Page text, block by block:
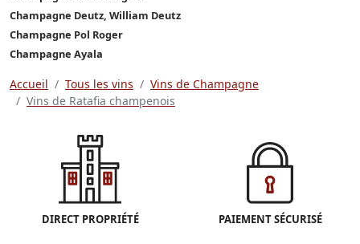
Champagne Deutz, William Deutz
Champagne Pol Roger
Champagne Ayala
Accueil Tous les vins
Vins de Champagne
Vins de Ratafia champenois
DIRECT PROPRIÉTÉ PAIEMENT SÉCURISÉ